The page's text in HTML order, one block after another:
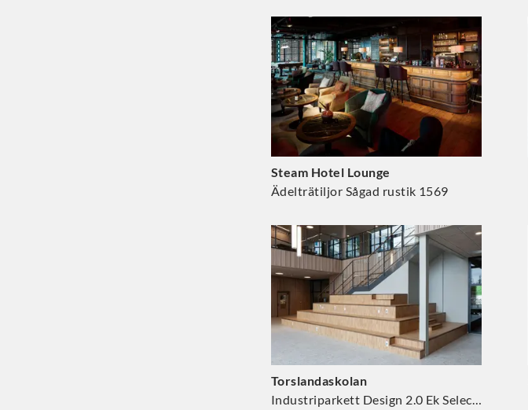
Steam Hotel Lounge
Ädelträtiljor Sågad rustik 1569
Torslandaskolan
Industriparkett Design 2.0 Ek Select 1398